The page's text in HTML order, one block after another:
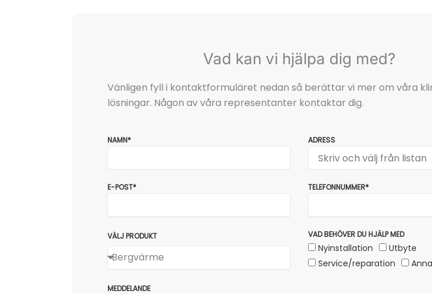
Vad kan vi hjälpa dig med?
Vänligen fyll i kontaktformuläret nedan så berättar vi mer om våra
lösningar. Någon av våra representanter kontaktar dig.
NAMN* ADRESS
E-POST* TELEFONNUMMER*
VÄLJ PRODUKT VAD BEHÖVER DU HJÄLP MED
Nyinstallation
Utbyte
Service/reparation
MEDDELANDE